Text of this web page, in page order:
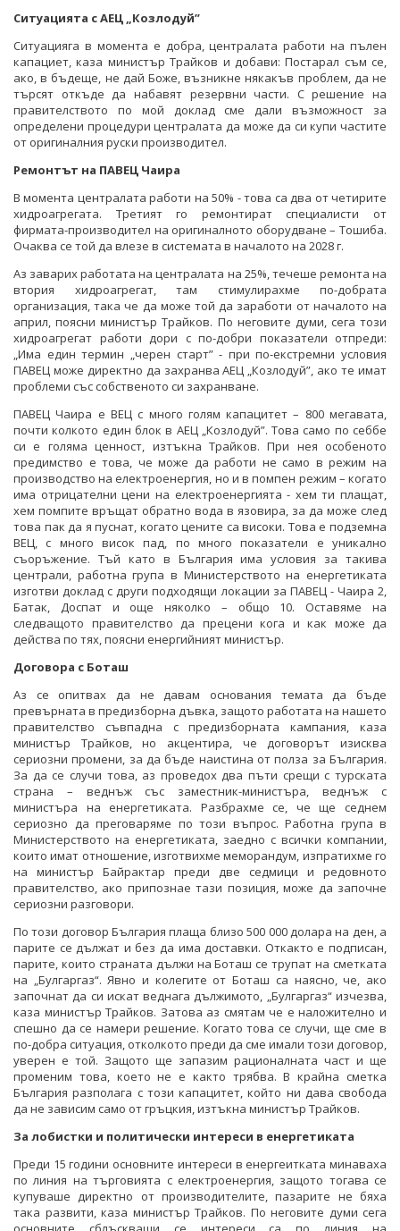
Ситуацията с АЕЦ „Козлодуй”
Ситуацияга в момента е добра, централата работи на пълен
капациет, каза министър Трайков и добави: Постарал съм се,
ако, в бъдеще, не дай Боже, възникне някакъв проблем, да не
търсят откъде да набавят резервни части. С решение на
правителството по мой доклад сме дали възможност за
определени процедури централата да може да си купи частите
от оригиналния руски производител.
Ремонтът на ПАВЕЦ Чаира
В момента централата работи на 50% - това са два от четирите
хидроагрегата. Третият го ремонтират специалисти от
фирмата-производител на оригиналното оборудване – Тошиба.
Очаква се той да влезе в системата в началото на 2028 г.
Аз заварих работата на централата на 25%, течеше ремонта на
втория хидроагрегат, там стимулирахме по-добрата
организация, така че да може той да заработи от началото на
април, поясни министър Трайков. По неговите думи, сега този
хидроагрегат работи дори с по-добри показатели отпреди:
„Има един термин „черен старт” - при по-екстремни условия
ПАВЕЦ може директно да захранва АЕЦ „Козлодуй”, ако те имат
проблеми със собственото си захранване.
ПАВЕЦ Чаира е ВЕЦ с много голям капацитет – 800 мегавата,
почти колкото един блок в АЕЦ „Козлодуй”. Това само по себбе
си е голяма ценност, изтъкна Трайков. При нея особеното
предимство е това, че може да работи не само в режим на
производство на електроенергия, но и в помпен режим – когато
има отрицателни цени на електроенергията - хем ти плащат,
хем помпите връщат обратно вода в язовира, за да може след
това пак да я пуснат, когато цените са високи. Това е подземна
ВЕЦ, с много висок пад, по много показатели е уникално
съоръжение. Тъй като в България има условия за такива
централи, работна група в Министерството на енергетиката
изготви доклад с други подходящи локации за ПАВЕЦ - Чаира 2,
Батак, Доспат и още няколко – общо 10. Оставяме на
следващото правителство да прецени кога и как може да
действа по тях, поясни енергийният министър.
Договора с Боташ
Аз се опитвах да не давам основания темата да бъде
превърната в предизборна дъвка, защото работата на нашето
правителство съвпадна с предизборната кампания, каза
министър Трайков, но акцентира, че договорът изисква
сериозни промени, за да бъде наистина от полза за България.
За да се случи това, аз проведох два пъти срещи с турската
страна – веднъж със заместник-министъра, веднъж с
министъра на енергетиката. Разбрахме се, че ще седнем
сериозно да преговаряме по този въпрос. Работна група в
Министерството на енергетиката, заедно с всички компании,
които имат отношение, изготвихме меморандум, изпратихме го
на министър Байрактар преди две седмици и редовното
правителство, ако припознае тази позиция, може да започне
сериозни разговори.
По този договор България плаща близо 500 000 долара на ден, а
парите се дължат и без да има доставки. Откакто е подписан,
парите, които страната дължи на Боташ се трупат на сметката
на „Булгаргаз“. Явно и колегите от Боташ са наясно, че, ако
започнат да си искат веднага дължимото, „Булгаргаз“ изчезва,
каза министър Трайков. Затова аз смятам че е наложително и
спешно да се намери решение. Когато това се случи, ще сме в
по-добра ситуация, отколкото преди да сме имали този договор,
уверен е той. Защото ще запазим рационалната част и ще
променим това, което не е както трябва. В крайна сметка
България разполага с този капацитет, който ни дава свобода
да не зависим само от гръцкия, изтъкна министър Трайков.
За лобистки и политически интереси в енергетиката
Преди 15 години основните интереси в енергеитката минаваха
по линия на търговията с електроенергия, защото тогава се
купуваше директно от производителите, пазарите не бяха
така развити, каза министър Трайков. По неговите думи сега